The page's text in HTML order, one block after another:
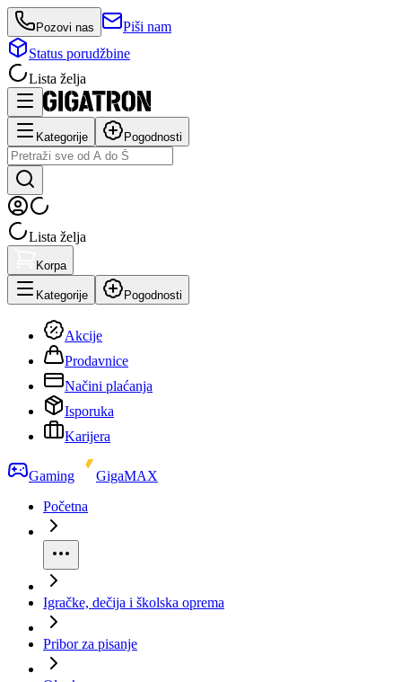
Pozovi nas
Piši nam
Status porudžbine
Lista želja
Kategorije Pogodnosti
Lista želja
Korpa
Kategorije Pogodnosti
Akcije
Prodavnice
Načini plaćanja
Isporuka
Karijera
Gaming
GigaMAX
Početna
Igračke, dečija i školska oprema
Pribor za pisanje